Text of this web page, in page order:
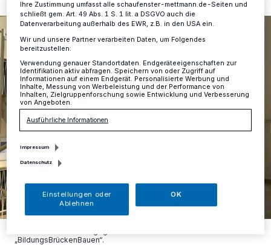
„BildungsBrückenBauen“.
Ihre Zustimmung umfasst alle schaufenster-mettmann.de-Seiten und
schließt gem. Art. 49 Abs. 1 S. 1 lit. a DSGVO auch die
Datenverarbeitung außerhalb des EWR, z.B. in den USA ein.
Wir und unsere Partner verarbeiten Daten, um Folgendes
bereitzustellen:
Verwendung genauer Standortdaten. Endgeräteeigenschaften zur
Identifikation aktiv abfragen. Speichern von oder Zugriff auf
Informationen auf einem Endgerät. Personalisierte Werbung und
Inhalte, Messung von Werbeleistung und der Performance von
Inhalten, Zielgruppenforschung sowie Entwicklung und Verbesserung
von Angeboten.
Ausführliche Informationen
Impressum
Datenschutz
Einstellungen oder
Ablehnen
OK